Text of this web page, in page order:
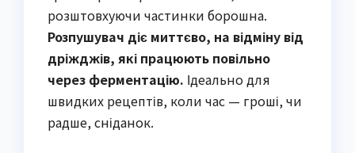
розштовхуючи частинки борошна.
Розпушувач діє миттєво, на відміну від
дріжджів, які працюють повільно
через ферментацію. Ідеально для
швидких рецептів, коли час — гроші, чи
радше, сніданок.